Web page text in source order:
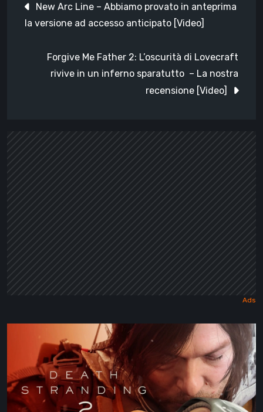
articoli
New Arc Line – Abbiamo provato in anteprima
la versione ad accesso anticipato [Video]
Forgive Me Father 2: L’oscurità di Lovecraft
rivive in un inferno sparatutto – La nostra
recensione [Video]
Stranding
On
the